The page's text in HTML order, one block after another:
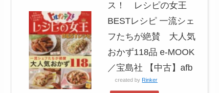
ス！ レシピの女王
BESTレシピ 一流シェ
フたちが絶賛 大人気
おかず118品 e‐MOOK
／宝島社 【中古】afb
created by Rinker